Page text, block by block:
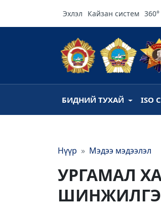
Эхлэл Кайзан систем
БИДНИЙ ТУХАЙ ISO
Нүүр Мэдээ мэдээлэл
УРГАМАЛ